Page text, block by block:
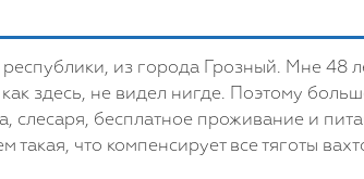
из города Грозный. Мне 48
здесь, не видел нигде. Поэтому
слесаря, бесплатное проживание и
такая, что компенсирует все тяготы